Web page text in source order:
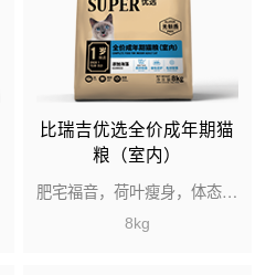
比瑞吉优选全价成年期猫
粮（室内）
肥宅福音，荷叶瘦身，体态媲美赛级
8kg